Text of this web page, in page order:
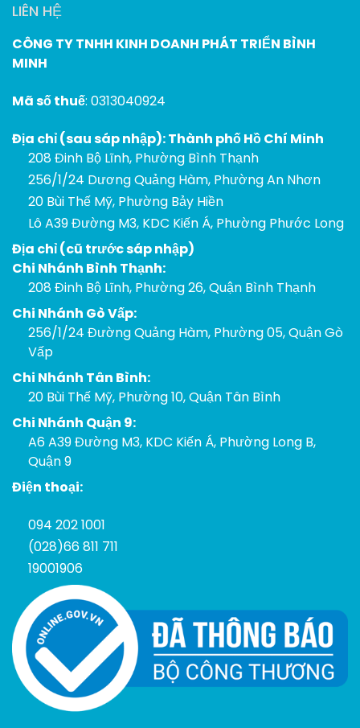
LIÊN HỆ
CÔNG TY TNHH KINH DOANH PHÁT TRIỂN BÌNH
MINH
Mã số thuế: 0313040924
Địa chỉ (sau sáp nhập): Thành phố Hồ Chí Minh
208 Đinh Bộ Lĩnh, Phường Bình Thạnh
256/1/24 Dương Quảng Hàm, Phường An Nhơn
20 Bùi Thế Mỹ, Phường Bảy Hiền
Lô A39 Đường M3, KDC Kiến Á, Phường Phước Long
Địa chỉ (cũ trước sáp nhập)
Chi Nhánh Bình Thạnh:
208 Đinh Bộ Lĩnh, Phường 26, Quận Bình Thạnh
Chi Nhánh Gò Vấp:
256/1/24 Đường Quảng Hàm, Phường 05, Quận Gò
Vấp
Chi Nhánh Tân Bình:
20 Bùi Thế Mỹ, Phường 10, Quận Tân Bình
Chi Nhánh Quận 9:
A6 A39 Đường M3, KDC Kiến Á, Phường Long B,
Quận 9
Điện thoại:
094 202 1001
(028)66 811 711
19001906